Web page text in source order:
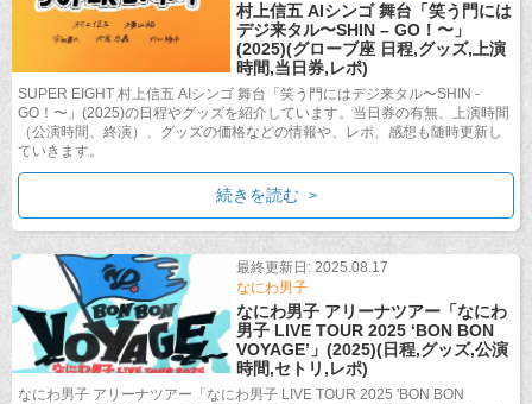
村上信五 AIシンゴ 舞台「笑う門には
デジ来タル〜SHIN – GO！〜」
(2025)(グローブ座 日程,グッズ,上演
時間,当日券,レポ)
SUPER EIGHT 村上信五 AIシンゴ 舞台「笑う門にはデジ来タル〜SHIN -
GO！〜」(2025)の日程やグッズを紹介しています。当日券の有無、上演時間
（公演時間、終演）、グッズの価格などの情報や、レポ、感想も随時更新し
ていきます。
続きを読む
最終更新日: 2025.08.17
なにわ男子
なにわ男子 アリーナツアー「なにわ
男子 LIVE TOUR 2025 ‘BON BON
VOYAGE’」(2025)(日程,グッズ,公演
時間,セトリ,レポ)
なにわ男子 アリーナツアー「なにわ男子 LIVE TOUR 2025 'BON BON